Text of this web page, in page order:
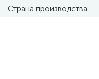
Страна производства